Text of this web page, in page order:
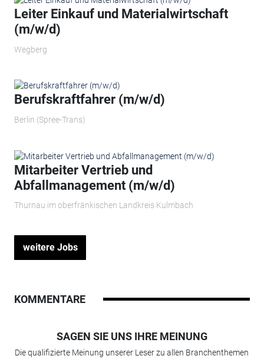
Leiter Einkauf und Materialwirtschaft
(m/w/d)
Wegberg
Berufskraftfahrer (m/w/d)
Berlin (Spree-Trans)
Mitarbeiter Vertrieb und
Abfallmanagement (m/w/d)
Thurnau im oberfränkischen Landkreis Kulmbach
weitere Jobs
KOMMENTARE
SAGEN SIE UNS IHRE MEINUNG
Die qualifizierte Meinung unserer Leser zu allen Branchenthemen